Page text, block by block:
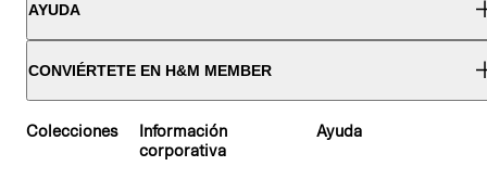
AYUDA
CONVIÉRTETE EN H&M MEMBER
Colecciones
Información
corporativa
Ayuda